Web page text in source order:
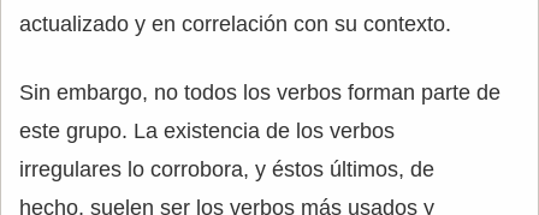
actualizado y en correlación con su contexto.
Sin embargo, no todos los verbos forman parte de
este grupo. La existencia de los verbos
irregulares lo corrobora, y éstos últimos, de
hecho, suelen ser los verbos más usados y